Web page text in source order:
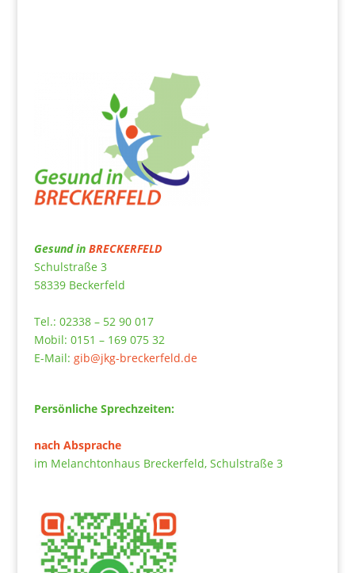
Gesund in BRECKERFELD
Schulstraße 3
58339 Beckerfeld
Tel.: 02338 – 52 90 017
Mobil: 0151 – 169 075 32
E-Mail: gib@jkg-breckerfeld.de
Persönliche Sprechzeiten:
nach Absprache
im Melanchtonhaus Breckerfeld, Schulstraße 3